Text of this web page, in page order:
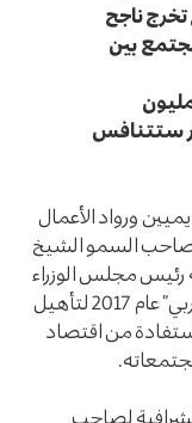
بين
ستتنافس
ورواد الأعمال
صاحب السمو الشيخ
رئيس مجلس الوزراء
حاكم دبي “رعاه الله” لمبادرة “مليون مبرمج عربي” عام 2017 لتأهيل
من اقتصاد
لصاحب